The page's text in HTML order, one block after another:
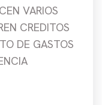
VARIOS
CREDITOS
DE GASTOS